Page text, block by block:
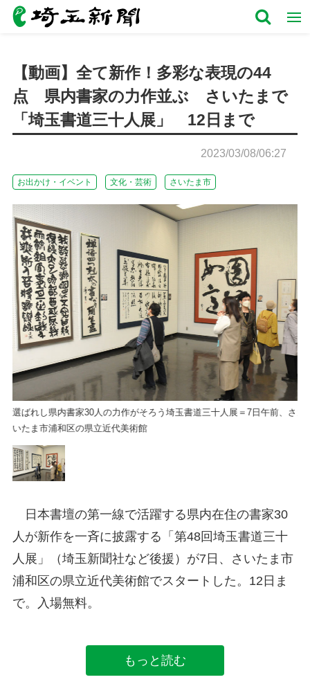
【動画】全て新作！多彩な表現の44
点 県内書家の力作並ぶ さいたまで
「埼玉書道三十人展」 12日まで
2023/03/08/06:27
お出かけ・イベント 文化・芸術 さいたま市
選ばれし県内書家30人の力作がそろう埼玉書道三十人展＝7日午前、さ
いたま市浦和区の県立近代美術館
日本書壇の第一線で活躍する県内在住の書家30
人が新作を一斉に披露する「第48回埼玉書道三十
人展」（埼玉新聞社など後援）が7日、さいたま市
浦和区の県立近代美術館でスタートした。12日ま
で。入場無料。
もっと読む